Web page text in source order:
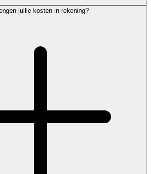
jullie kosten in rekening?